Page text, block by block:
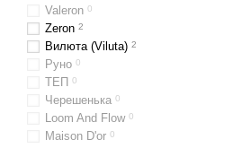
Valeron 0
Zeron 2
Вилюта (Viluta) 2
Руно 0
ТЕП 0
Черешенька 0
Loom And Flow 0
Maison D'or 0